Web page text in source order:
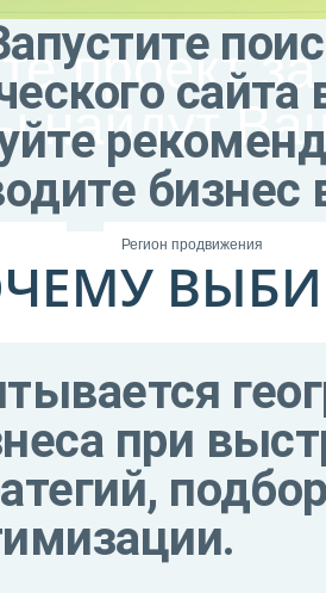
проект
найдут
сайта
бизнес
при